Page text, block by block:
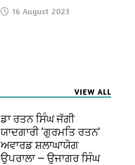
16 August 2023
VIEW ALL
ਡਾ ਰਤਨ ਸਿੰਘ ਜੱਗੀ
ਯਾਦਗਾਰੀ ‘ਗੁਰਮਤਿ ਰਤਨ’
ਅਵਾਰਡ ਸ਼ਲਾਘਾਯੋਗ
ਉਪਰਾਲਾ — ਉਜਾਗਰ ਸਿੰਘ